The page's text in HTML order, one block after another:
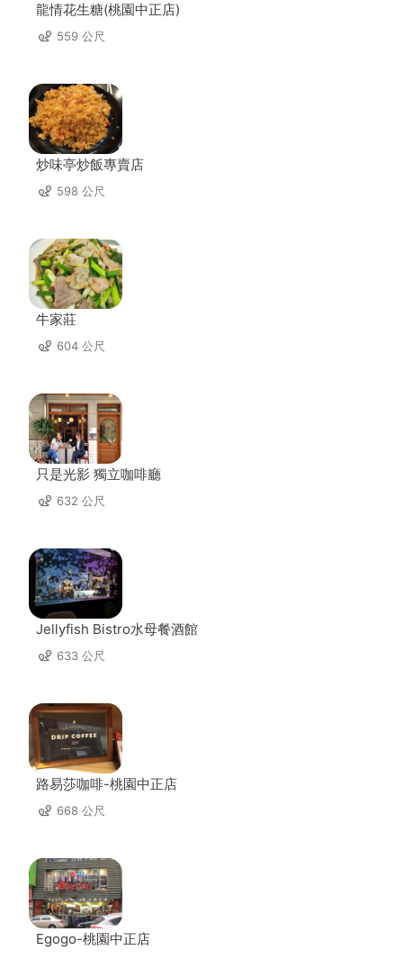
龍情花生糖(桃園中正店)
559 公尺
炒味亭炒飯專賣店
598 公尺
牛家莊
604 公尺
只是光影 獨立咖啡廳
632 公尺
Jellyfish Bistro水母餐酒館
633 公尺
路易莎咖啡-桃園中正店
668 公尺
Egogo-桃園中正店